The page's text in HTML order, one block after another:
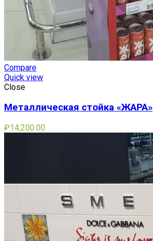
Compare
Quick view
Close
Металлическая стойка «ЖАРА»
₽14,200.00